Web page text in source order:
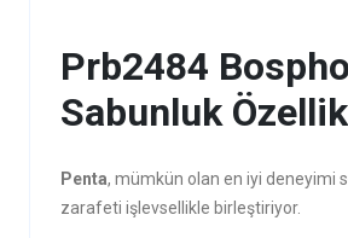
Prb2484
Sabunluk
Penta, mümkün olan en iyi deneyimi
zarafeti işlevsellikle birleştiriyor.